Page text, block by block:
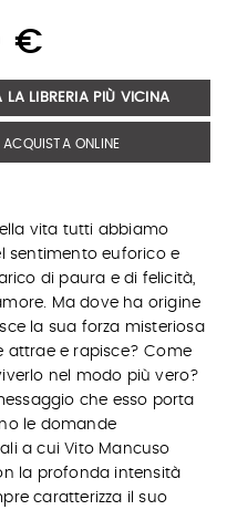
€
LA LIBRERIA PIÙ VICINA
ACQUISTA ONLINE
vita tutti abbiamo
sentimento euforico e
di paura e di felicità,
Ma dove ha origine
la sua forza misteriosa
attrae e rapisce? Come
nel modo più vero?
che esso porta
le domande
a cui Vito Mancuso
la profonda intensità
caratterizza il suo